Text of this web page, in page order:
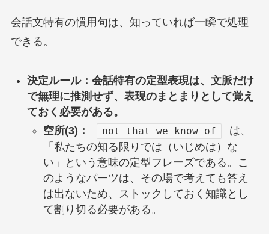
会話文特有の慣用句は、知っていれば一瞬で処理
できる。
決定ルール：会話特有の定型表現は、文脈だけ
で無理に推測せず、表現のまとまりとして覚え
ておく必要がある。
空所(3)：
not that we know of
は、
「私たちの知る限りでは（いじめは）な
い」という意味の定型フレーズである。こ
のようなパーツは、その場で考えても答え
は出ないため、ストックしておく知識とし
て割り切る必要がある。